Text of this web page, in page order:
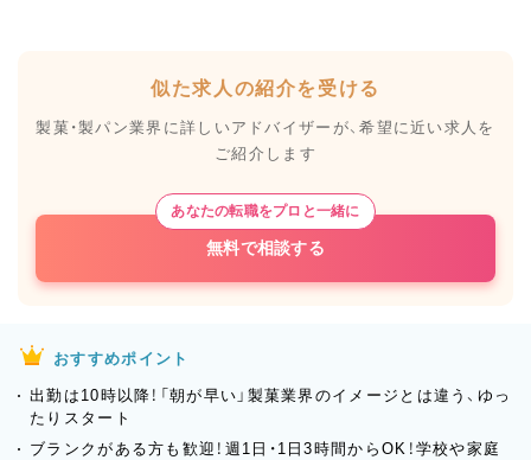
似た求人の紹介を受ける
製菓・製パン業界に詳しいアドバイザーが、希望に近い求人を
ご紹介します
あなたの転職をプロと一緒に
無料で相談する
おすすめポイント
出勤は10時以降！「朝が早い」製菓業界のイメージとは違う、ゆっ
たりスタート
ブランクがある方も歓迎！週1日・1日3時間からOK！学校や家庭